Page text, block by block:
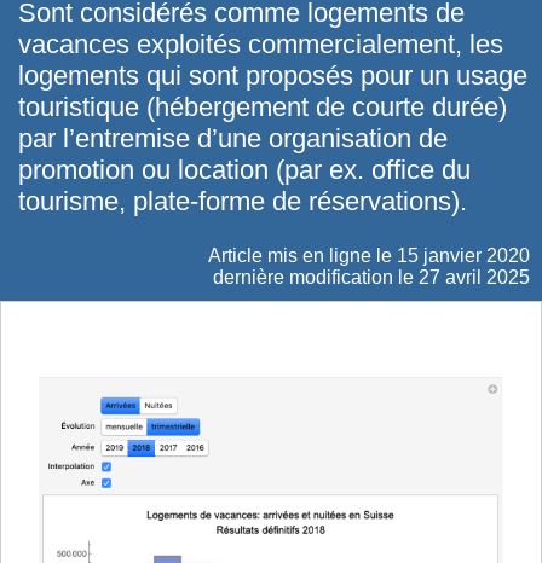
Sont considérés comme logements de
vacances exploités commercialement, les
logements qui sont proposés pour un usage
touristique (hébergement de courte durée)
par l’entremise d’une organisation de
promotion ou location (par ex. office du
tourisme, plate-forme de réservations).
Article mis en ligne le 15 janvier 2020
dernière modification le 27 avril 2025